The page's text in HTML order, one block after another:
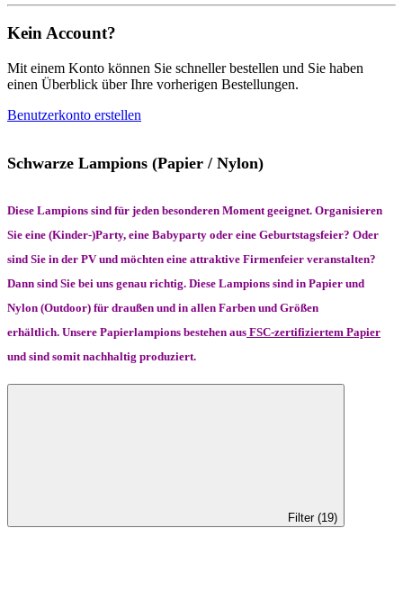
Kein Account?
Mit einem Konto können Sie schneller bestellen und Sie haben
einen Überblick über Ihre vorherigen Bestellungen.
Benutzerkonto erstellen
Schwarze Lampions (Papier / Nylon)
Diese Lampions sind für jeden besonderen Moment geeignet. Organisieren
Sie eine (Kinder-)Party, eine Babyparty oder eine Geburtstagsfeier? Oder
sind Sie in der PV und möchten eine attraktive Firmenfeier veranstalten?
Dann sind Sie bei uns genau richtig. Diese Lampions sind in Papier und
Nylon (Outdoor) für draußen und in allen Farben und Größen
erhältlich. Unsere Papierlampions bestehen aus FSC-zertifiziertem Papier
und sind somit nachhaltig produziert.
Filter (19)